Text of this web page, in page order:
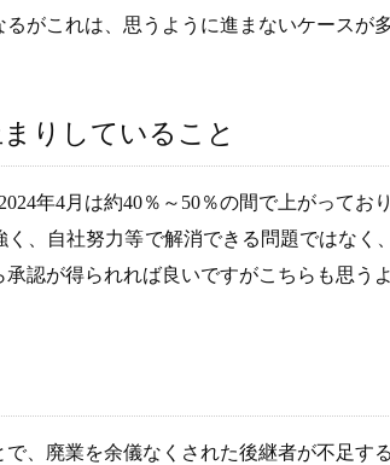
がこれは、思うように進まないケースが
りしていること
年4月は約40％～50％の間で上がってお
、自社努力等で解消できる問題ではなく
認が得られれば良いですがこちらも思う
、廃業を余儀なくされた後継者が不足す